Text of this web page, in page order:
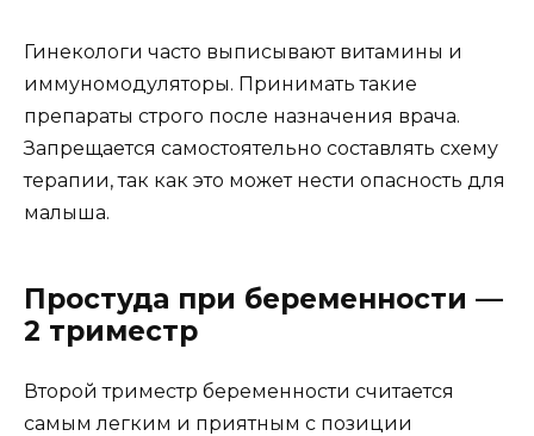
Гинекологи часто выписывают витамины и
иммуномодуляторы. Принимать такие
препараты строго после назначения врача.
Запрещается самостоятельно составлять схему
терапии, так как это может нести опасность для
малыша.
Простуда при беременности —
2 триместр
Второй триместр беременности считается
самым легким и приятным с позиции